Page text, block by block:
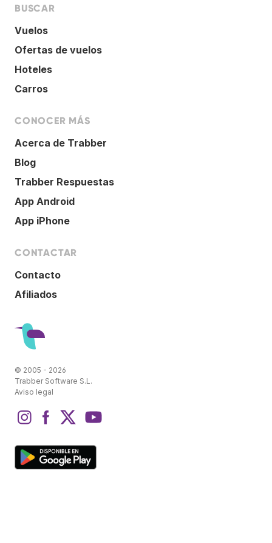
BUSCAR
Vuelos
Ofertas de vuelos
Hoteles
Carros
CONOCER MÁS
Acerca de Trabber
Blog
Trabber Respuestas
App Android
App iPhone
CONTACTAR
Contacto
Afiliados
© 2005 - 2026
Trabber Software S.L.
Aviso legal